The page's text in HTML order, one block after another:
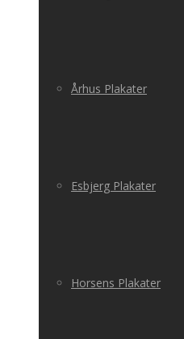
Århus Plakater
Esbjerg Plakater
Horsens Plakater